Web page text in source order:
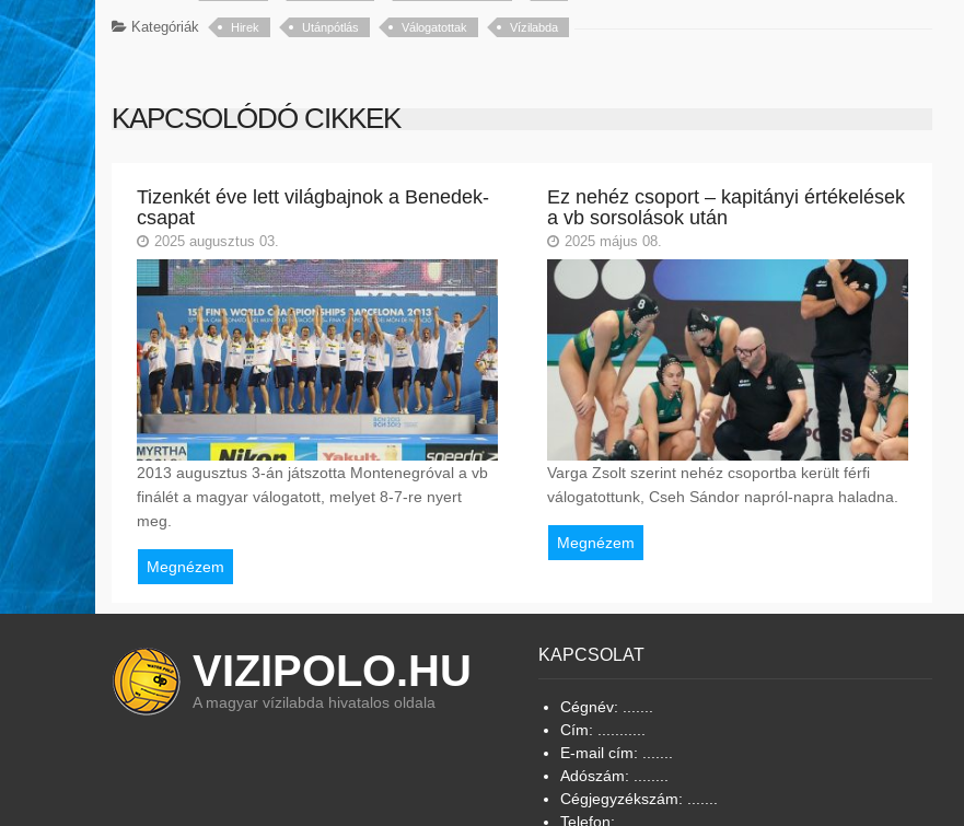
Kategóriák Hirek Utánpótlás Válogatottak Vízilabda
KAPCSOLÓDÓ CIKKEK
Tizenkét éve lett világbajnok a Benedek-
csapat
2025 augusztus 03.
2013 augusztus 3-án játszotta Montenegróval a vb
finálét a magyar válogatott, melyet 8-7-re nyert
meg.
Megnézem
Ez nehéz csoport – kapitányi értékelések
a vb sorsolások után
2025 május 08.
Varga Zsolt szerint nehéz csoportba került férfi
válogatottunk, Cseh Sándor napról-napra haladna.
Megnézem
VIZIPOLO.HU
A magyar vízilabda hivatalos oldala
KAPCSOLAT
Cégnév: .......
Cím: ...........
E-mail cím: .......
Adószám: ........
Cégjegyzékszám: .......
Telefon: ........